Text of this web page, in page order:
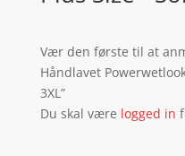
Vær den første til at
Håndlavet
3XL”
Du skal være logged in